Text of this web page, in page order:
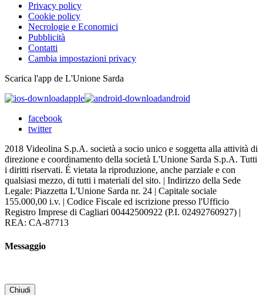
Privacy policy
Cookie policy
Necrologie e Economici
Pubblicità
Contatti
Cambia impostazioni privacy
Scarica l'app de L'Unione Sarda
apple
android
facebook
twitter
2018 Videolina S.p.A. società a socio unico e soggetta alla attività di
direzione e coordinamento della società L'Unione Sarda S.p.A. Tutti
i diritti riservati. É vietata la riproduzione, anche parziale e con
qualsiasi mezzo, di tutti i materiali del sito. | Indirizzo della Sede
Legale: Piazzetta L'Unione Sarda nr. 24 | Capitale sociale
155.000,00 i.v. | Codice Fiscale ed iscrizione presso l'Ufficio
Registro Imprese di Cagliari 00442500922 (P.I. 02492760927) |
REA: CA-87713
Messaggio
Chiudi